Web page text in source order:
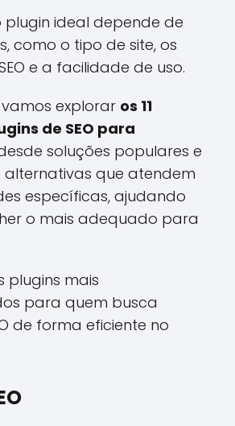
plugin ideal depende de
como o tipo de site, os
e a facilidade de uso.
explorar os 11
de SEO para
soluções populares e
que atendem
específicas, ajudando
o mais adequado para
plugins mais
para quem busca
de forma eficiente no